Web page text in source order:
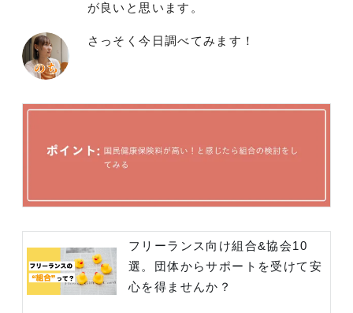
が良いと思います。
さっそく今日調べてみます！
フリーランス向け組合&協会10
選。団体からサポートを受けて安
心を得ませんか？